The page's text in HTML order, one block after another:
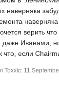
наверняка
верить
Иванами, но
если
11